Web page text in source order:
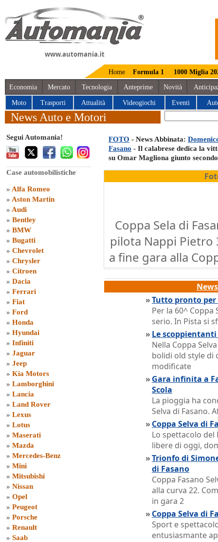
www.automania.it
Home Formula 1 1000 Miglia
Economia Mercato Tecnologia Anteprime Novità
Moto Trasporti Attualità Videogiochi Eventi
News Auto e Motori
Segui Automania!
Case automobilistiche
» Alfa Romeo
» Aston Martin
» Audi
» Bentley
» BMW
» Bugatti
» Chevrolet
» Chrysler
» Citroen
» Dacia
» Ferrari
» Fiat
» Ford
» Honda
» Hyundai
» Infiniti
» Jaguar
» Jeep
» Kia Motors
» Lamborghini
» Lancia
» Land Rover
» Lexus
» Lotus
» Maserati
» Mazda
» Mercedes-Benz
» Mini
» Mitsubishi
» Nissan
» Opel
» Peugeot
» Porsche
» Renault
» Saab
FOTO - News Abbinata:
Fasano - Il calabrese dedica la
su Omar Magliona giunto secondo
Coppa Sela di
pilota Nappi Pietro
a fine gara alla
»Tutto pronto per
Per la 60^ Coppa
serio. In Pista si
» Le
Nella Coppa
bolidi old style di
modificate
» Gara infinita a
Scola
La pioggia ha
Selva di Fasano.
» Coppa Selva di
Lo spettacolo
libere di oggi,
»Trionfo di
di Fasano
Coppa Fasano
alla curva 22.
in gara 2
» Coppa Selva di
Sport e
entusiasmante